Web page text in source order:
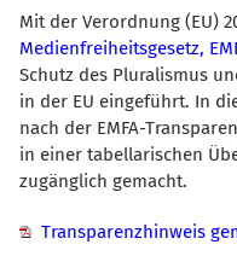
Mit der Verordnung (EU)
Medienfreiheitsgesetz,
Schutz des Pluralismus
in der EU eingeführt. In
nach der EMFA-
in einer tabellarischen
zugänglich gemacht.
Transparenzhinweis